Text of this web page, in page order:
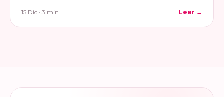
15 Dic · 3 min Leer →